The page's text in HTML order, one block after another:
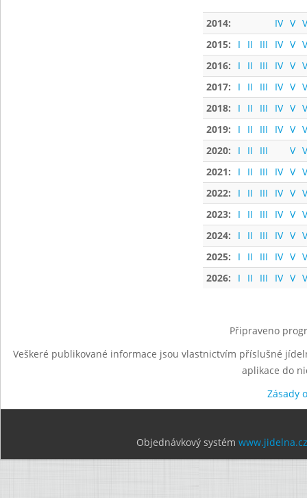
2014: IV V
2015:
I II III IV V
2016:
I II III IV V
2017:
I II III IV V
2018:
I II III IV V
2019:
I II III IV V
2020:
I II III V
2021:
I II III IV V
2022:
I II III IV V
2023:
I II III IV V
2024:
I II III IV V
2025:
I II III IV V
2026:
I II III IV V
Připraveno
Veškeré publikované informace jsou vlastnictvím příslušné
aplikace do
Zásady
Objednávkový systém www.jidelna.cz